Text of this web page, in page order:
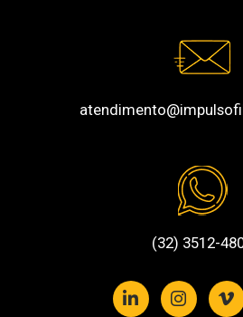
(32) 3512-